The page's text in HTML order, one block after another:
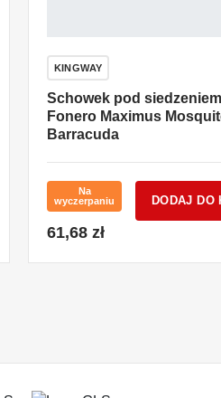
KINGWAY
Schowek pod
Fonero Maximus
Barracuda
Na
wyczerpaniu
61,68 zł
DODAJ DO